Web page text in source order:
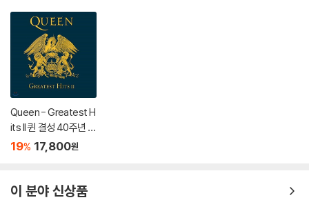
Queen - Greatest H
its II 퀸 결성 40주년 기
념 히트곡 모음 2집
19% 17,800원
이 분야 신상품